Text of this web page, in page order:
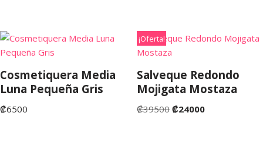
Cosmetiquera Media
Luna Pequeña Gris
₡6500
¡Oferta!
Salveque Redondo
Mojigata Mostaza
₡39500 ₡24000